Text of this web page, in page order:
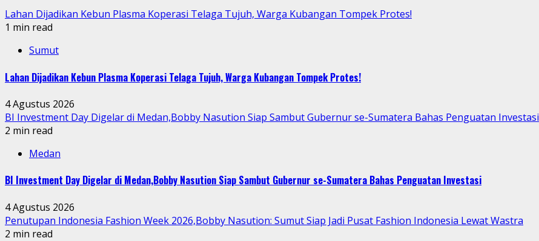
Lahan Dijadikan Kebun Plasma Koperasi Telaga Tujuh, Warga Kubangan Tompek Protes!
1 min read
Sumut
Lahan Dijadikan Kebun Plasma Koperasi Telaga Tujuh, Warga Kubangan Tompek Protes!
4 Agustus 2026
BI Investment Day Digelar di Medan,Bobby Nasution Siap Sambut Gubernur se-Sumatera Bahas Penguatan Investasi
2 min read
Medan
BI Investment Day Digelar di Medan,Bobby Nasution Siap Sambut Gubernur se-Sumatera Bahas Penguatan Investasi
4 Agustus 2026
Penutupan Indonesia Fashion Week 2026,Bobby Nasution: Sumut Siap Jadi Pusat Fashion Indonesia Lewat Wastra
2 min read